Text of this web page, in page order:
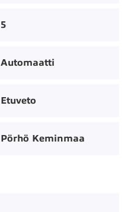
5
Automaatti
Etuveto
Pörhö Keminmaa